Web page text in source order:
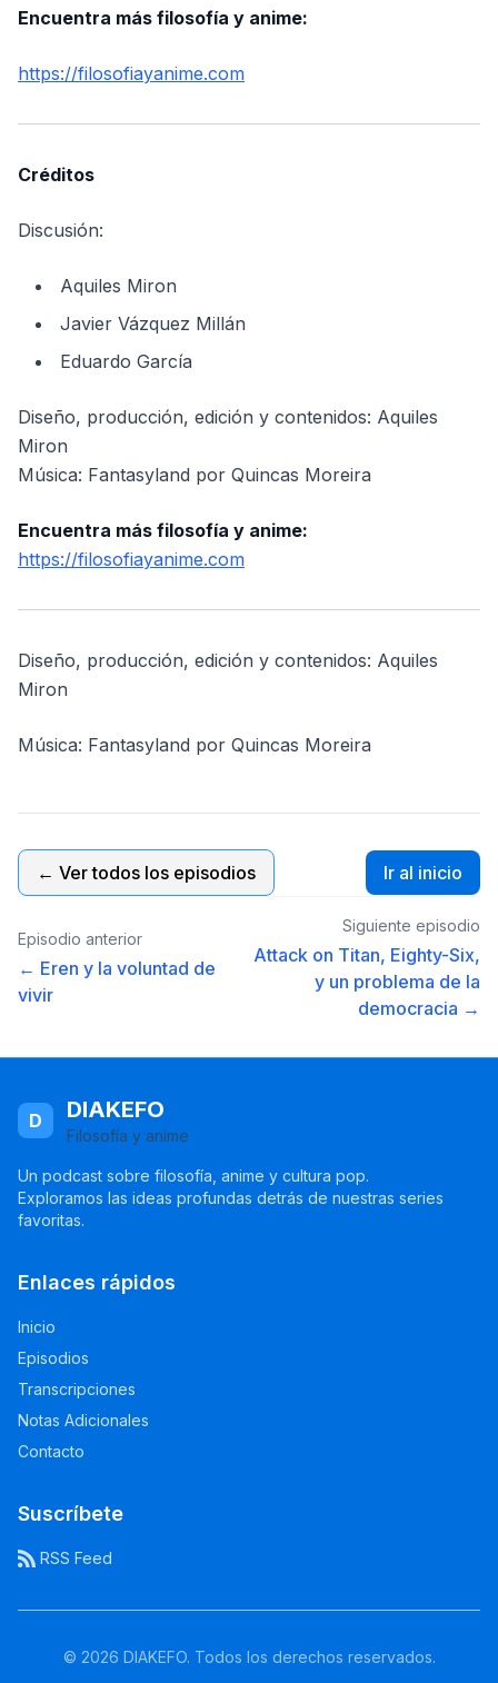
Encuentra más filosofía y anime:
https://filosofiayanime.com
Créditos
Discusión:
Aquiles Miron
Javier Vázquez Millán
Eduardo García
Diseño, producción, edición y contenidos: Aquiles
Miron
Música: Fantasyland por Quincas Moreira
Encuentra más filosofía y anime:
https://filosofiayanime.com
Diseño, producción, edición y contenidos: Aquiles
Miron
Música: Fantasyland por Quincas Moreira
← Ver todos los episodios Ir al inicio
Episodio anterior
← Eren y la voluntad de
vivir
Siguiente episodio
Attack on Titan, Eighty-Six,
y un problema de la
democracia →
D DIAKEFO
Filosofía y anime
Un podcast sobre filosofía, anime y cultura pop.
Exploramos las ideas profundas detrás de nuestras series
favoritas.
Enlaces rápidos
Inicio
Episodios
Transcripciones
Notas Adicionales
Contacto
Suscríbete
RSS Feed
© 2026 DIAKEFO. Todos los derechos reservados.